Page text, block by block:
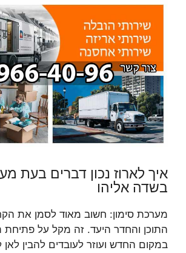
איך לארוז נכון דברים בעת
בשדה אליהו
מערכת סימון: חשוב מאוד לסמן את
התוכן והחדר היעד. זה מקל על פתיחת
במקום החדש ועוזר לעובדים להבין